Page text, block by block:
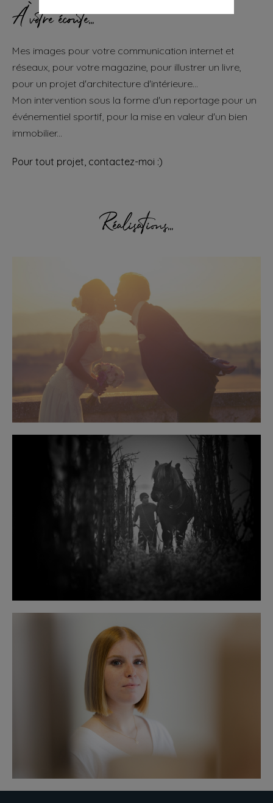
À votre écoute...
Mes images pour votre communication internet et
réseaux, pour votre magazine, pour illustrer un livre,
pour un projet d'architecture d'intérieure...
Mon intervention sous la forme d'un reportage pour un
événementiel sportif, pour la mise en valeur d'un bien
immobilier...
Pour tout projet, contactez-moi :)
Réalisations...